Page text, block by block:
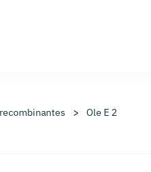
Ole E 2